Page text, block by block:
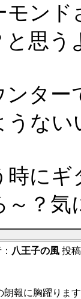
モン
と思う
ンタ
うな
時に
～？気
八王子の風 投
朗報に胸躍りま